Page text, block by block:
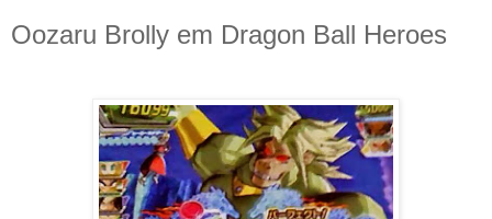
Oozaru Brolly em Dragon Ball Heroes